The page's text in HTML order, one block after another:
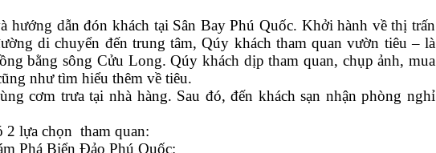
hướng dẫn đón khách tại Sân Bay Phú Quốc. Khởi hành về thị trấn
di chuyển đến trung tâm, Qúy khách tham quan vườn tiêu – là
bằng sông Cửu Long. Qúy khách dịp tham quan, chụp ảnh, mua
như tìm hiểu thêm về tiêu.
cơm trưa tại nhà hàng. Sau đó, đến khách sạn nhận phòng nghỉ
2 lựa chọn tham quan:
Phá Biển Đảo Phú Quốc: